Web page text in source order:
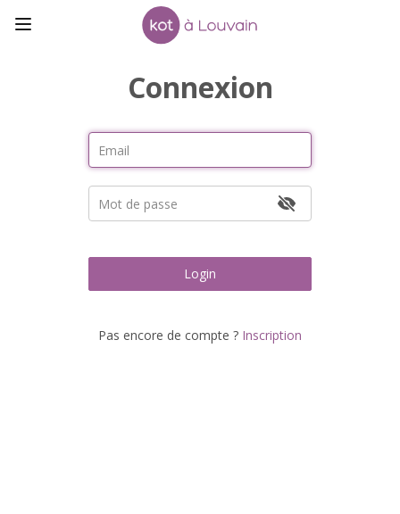
Connexion
Login
Pas encore de compte ? Inscription